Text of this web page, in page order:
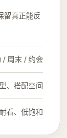
留真正能反
/ 周末 / 约会
、搭配空间
看、低饱和